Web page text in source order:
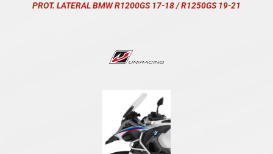
PROT. LATERAL BMW R1200GS 17-18 / R1250GS 19-21